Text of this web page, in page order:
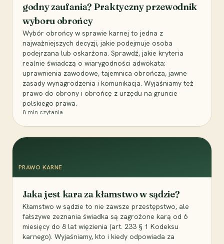
godny zaufania? Praktyczny przewodnik
wyboru obrońcy
Wybór obrońcy w sprawie karnej to jedna z
najważniejszych decyzji, jakie podejmuje osoba
podejrzana lub oskarżona. Sprawdź, jakie kryteria
realnie świadczą o wiarygodności adwokata:
uprawnienia zawodowe, tajemnica obrończa, jawne
zasady wynagrodzenia i komunikacja. Wyjaśniamy też
prawo do obrony i obrońcę z urzędu na gruncie
polskiego prawa.
8 min czytania
PRAWO KARNE
Jaka jest kara za kłamstwo w sądzie?
Kłamstwo w sądzie to nie zawsze przestępstwo, ale
fałszywe zeznania świadka są zagrożone karą od 6
miesięcy do 8 lat więzienia (art. 233 § 1 Kodeksu
karnego). Wyjaśniamy, kto i kiedy odpowiada za